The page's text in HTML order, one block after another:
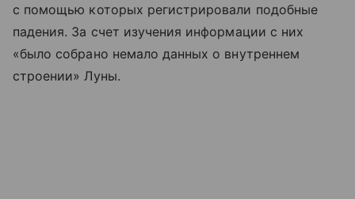
с помощью которых регистрировали подобные
падения. За счет изучения информации с них
«было собрано немало данных о внутреннем
строении» Луны.